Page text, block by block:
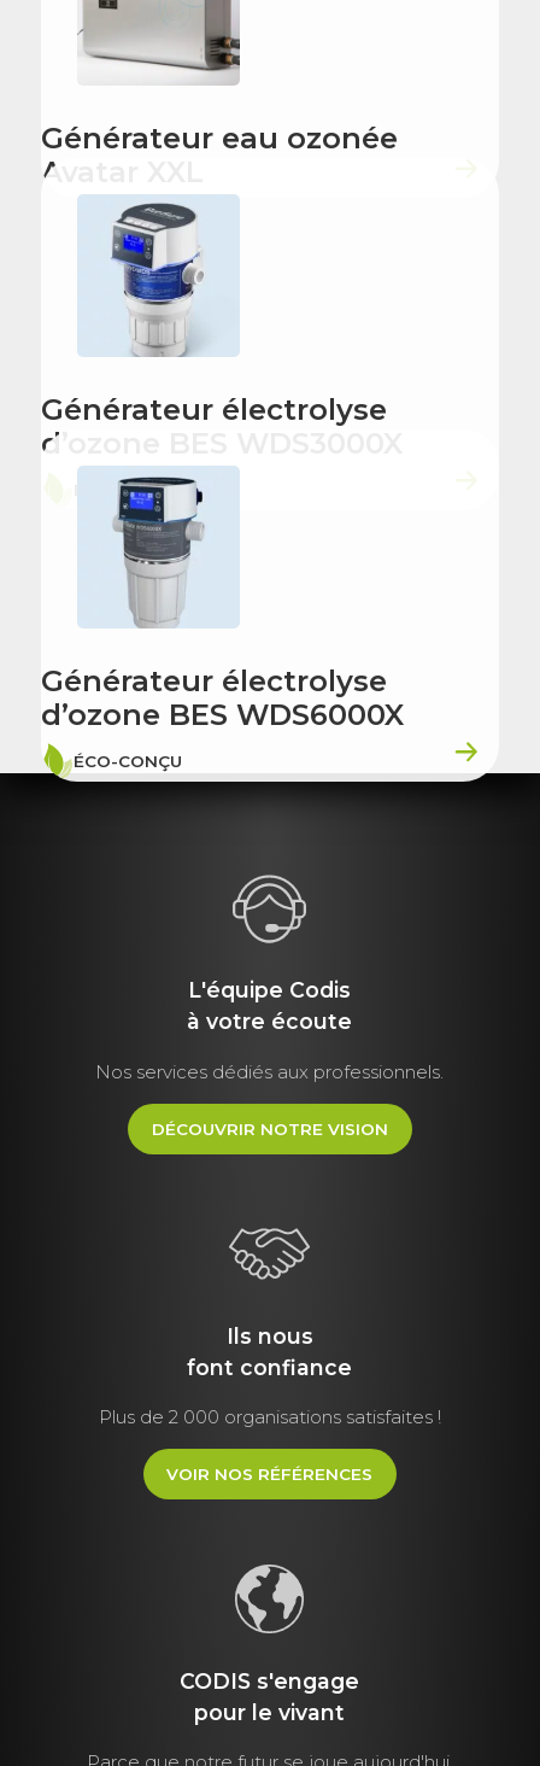
Générateur eau ozonée
Avatar XXL
Générateur électrolyse
d’ozone BES WDS3000X
ÉCO-CONÇU
Générateur électrolyse
d’ozone BES WDS6000X
ÉCO-CONÇU
L'équipe Codis
à votre écoute
Nos services dédiés aux professionnels.
DÉCOUVRIR NOTRE VISION
Ils nous
font confiance
Plus de 2 000 organisations satisfaites !
VOIR NOS RÉFÉRENCES
CODIS s'engage
pour le vivant